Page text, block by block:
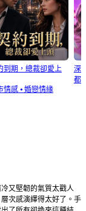
到期，總裁卻愛上
情感⦁ 婚戀情緣
深
都
又堅韌的氣質太戳人
次感演繹得太好了。手